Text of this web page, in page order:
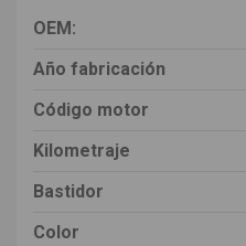
OEM:
Año fabricación
Código motor
Kilometraje
Bastidor
Color